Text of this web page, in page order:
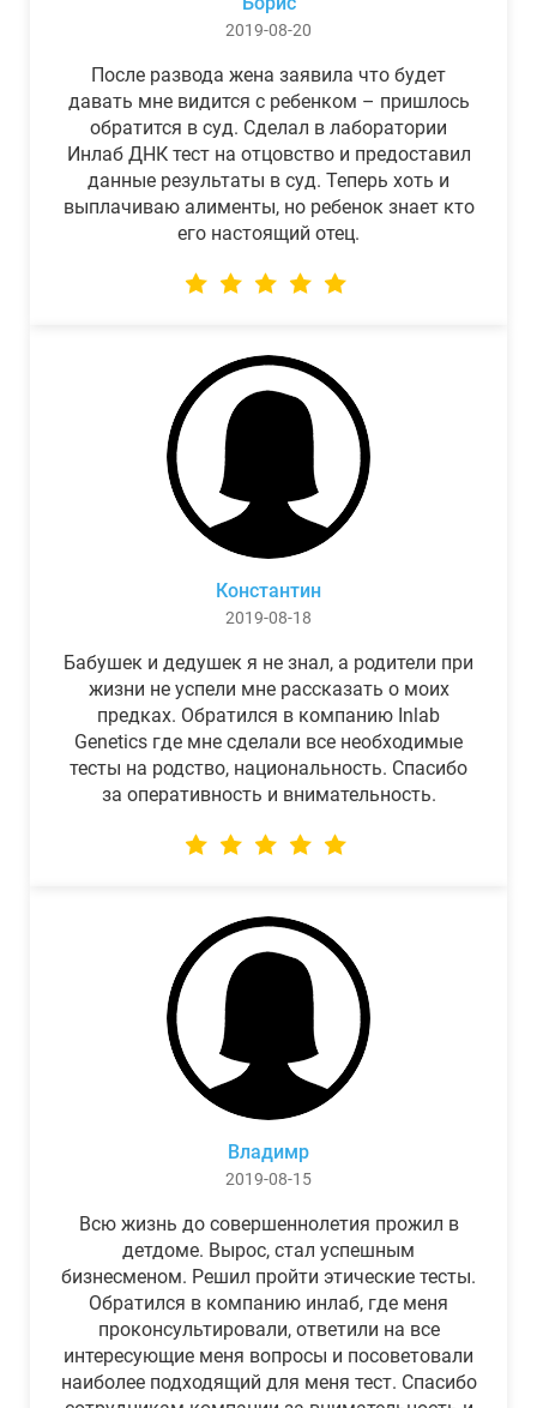
2019-08-20
После развода жена заявила что будет
давать мне видится с ребенком – пришлось
обратится в суд. Сделал в лаборатории
Инлаб ДНК тест на отцовство и предоставил
данные результаты в суд. Теперь хоть и
выплачиваю алименты, но ребенок знает кто
его настоящий отец.
Константин
2019-08-18
Бабушек и дедушек я не знал, а родители при
жизни не успели мне рассказать о моих
предках. Обратился в компанию Inlab
Genetics где мне сделали все необходимые
тесты на родство, национальность. Спасибо
за оперативность и внимательность.
Владимр
2019-08-15
Всю жизнь до совершеннолетия прожил в
детдоме. Вырос, стал успешным
бизнесменом. Решил пройти этические тесты.
Обратился в компанию инлаб, где меня
проконсультировали, ответили на все
интересующие меня вопросы и посоветовали
наиболее подходящий для меня тест. Спасибо